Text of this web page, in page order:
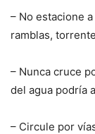
– No estacione
ramblas,
– Nunca cruce
del agua podría
– Circule por